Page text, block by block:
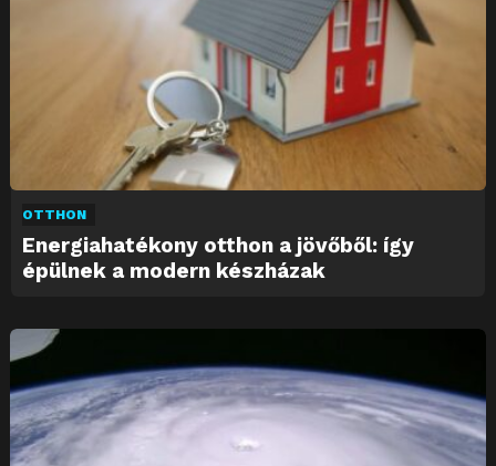
OTTHON
Energiahatékony otthon a jövőből: így
épülnek a modern készházak